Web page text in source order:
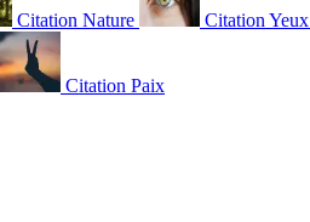
Citation Nature Citation Yeux
Citation Paix